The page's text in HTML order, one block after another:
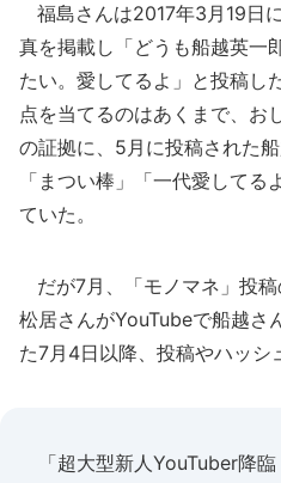
福島さんは2017年3月19日
真を掲載し「どうも船越英一
たい。愛してるよ」と投稿し
点を当てるのはあくまで、お
の証拠に、5月に投稿された
「まつい棒」「一代愛して
ていた。
だが7月、「モノマネ」投稿
松居さんがYouTubeで船越さ
た7月4日以降、投稿やハッシ
「超大型新人YouTuber降